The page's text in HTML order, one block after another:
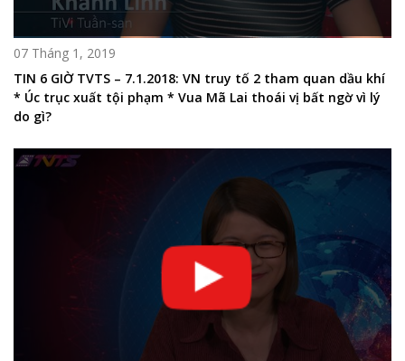
07 Tháng 1, 2019
TIN 6 GIỜ TVTS – 7.1.2018: VN truy tố 2 tham quan dầu khí
* Úc trục xuất tội phạm * Vua Mã Lai thoái vị bất ngờ vì lý
do gì?